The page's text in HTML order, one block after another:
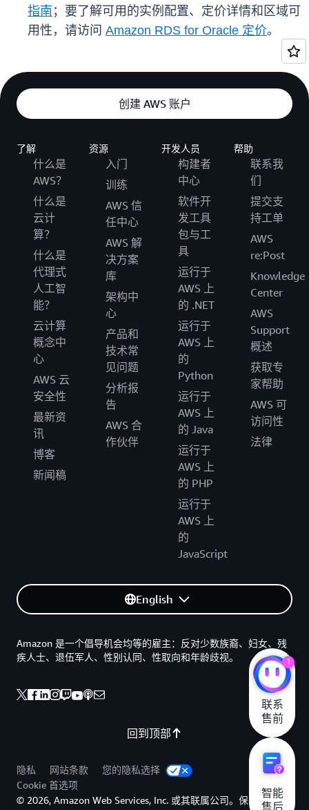
指南 ；要了解可用的实例配置、定价详情和区域可
用性，请访问 Amazon RDS for Oracle 定价。
创建 AWS 账户
了解
什么是
AWS？
什么是
云计
算？
什么是
代理式
人工智
能？
云计算
概念中
心
AWS 云
安全性
最新资
讯
博客
新闻稿
资源
入门
训练
AWS 信
任中心
AWS 解
决方案
库
架构中
心
产品和
技术常
见问题
分析报
告
AWS 合
作伙伴
开发人员
构建者
中心
软件开
发工具
包与工
具
运行于
AWS 上
的 .NET
运行于
AWS 上
的
Python
运行于
AWS 上
的 Java
运行于
AWS 上
的 PHP
运行于
AWS 上
的
JavaScript
帮助
联系我
们
提交支
持工单
AWS
re:Post
Knowledge
Center
AWS
Support
概述
获取专
家帮助
AWS 可
访问性
法律
English
回到顶部
Amazon 是一个倡导机会均等的雇主：反对少数族裔、妇女、残
疾人士、退伍军人、性别认同、性取向和年龄歧视。
隐私 网站条款
您的隐私选择
Cookie 首选项
© 2026, Amazon Web Services, Inc. 或其联属公司。保留所有权
1
联系
售前
智能
售后